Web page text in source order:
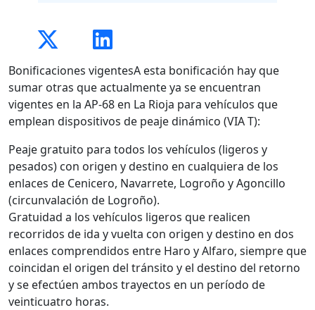
Bonificaciones vigentesA esta bonificación hay que
sumar otras que actualmente ya se encuentran
vigentes en la AP-68 en La Rioja para vehículos que
emplean dispositivos de peaje dinámico (VIA T):
Peaje gratuito para todos los vehículos (ligeros y
pesados) con origen y destino en cualquiera de los
enlaces de Cenicero, Navarrete, Logroño y Agoncillo
(circunvalación de Logroño).
Gratuidad a los vehículos ligeros que realicen
recorridos de ida y vuelta con origen y destino en dos
enlaces comprendidos entre Haro y Alfaro, siempre que
coincidan el origen del tránsito y el destino del retorno
y se efectúen ambos trayectos en un período de
veinticuatro horas.